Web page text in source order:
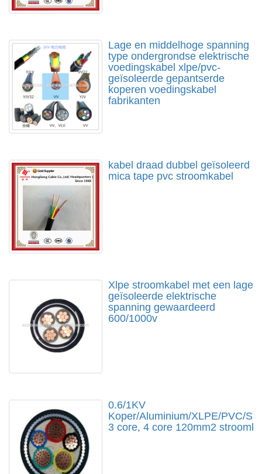
Lage en middelhoge spanning
type ondergrondse elektrische
voedingskabel xlpe/pvc-
geïsoleerde gepantserde
koperen voedingskabel
fabrikanten
kabel draad dubbel geïsoleerd
mica tape pvc stroomkabel
Xlpe stroomkabel met een lage
geïsoleerde elektrische
spanning gewaardeerd
600/1000v
0.6/1KV
Koper/Aluminium/XLPE/PVC/
3 core, 4 core 120mm2